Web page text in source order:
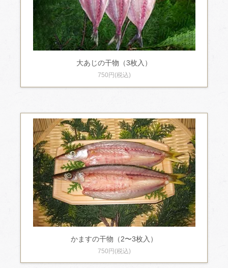
大あじの干物（3枚入）
750円(税込)
かますの干物（2〜3枚入）
750円(税込)